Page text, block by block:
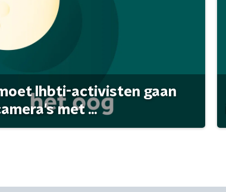
lhbti-activisten gaan
met ...